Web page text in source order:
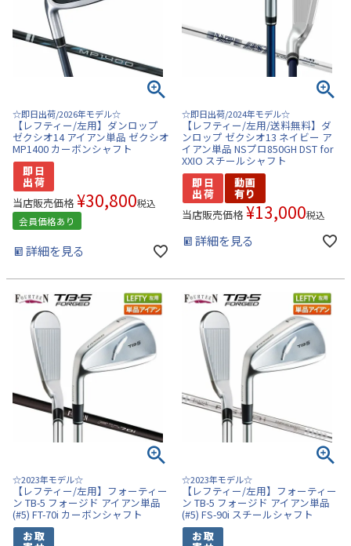
☆即日出荷/2026年モデル☆
【レフティー/左用】ダンロップ
ゼクシオ14 アイアン単品 ゼクシオ
MP1400 カーボンシャフト
当店販売価格 ¥30,800税込
会員価格あり
詳細を見る
☆即日出荷/2024年モデル☆
【レフティー/左用/送料無料】ダ
ンロップ ゼクシオ13 ネイビー ア
イアン単品 NSプロ850GH DST for
XXIO スチールシャフト
当店販売価格 ¥13,000税込
詳細を見る
☆2023年モデル☆
【レフティー/左用】フォーティー
ン TB-5 フォージド アイアン単品
(#5) FT-70i カーボンシャフト
☆2023年モデル☆
【レフティー/左用】フォーティー
ン TB-5 フォージド アイアン単品
(#5) FS-90i スチールシャフト